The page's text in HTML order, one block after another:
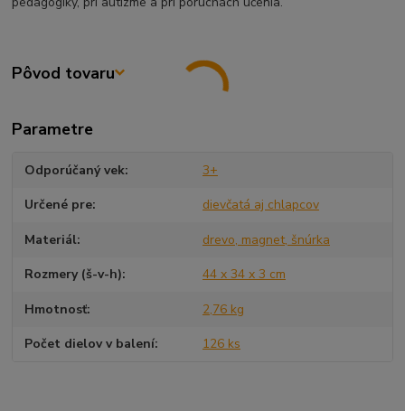
Pôvod tovaru
Parametre
Odporúčaný vek 3+
Určené pre dievčatá aj chlapcov
Materiál drevo, magnet, šnúrka
Rozmery (š-v-h) 44 x 34 x 3 cm
Hmotnosť 2,76 kg
Počet dielov v balení 126 ks